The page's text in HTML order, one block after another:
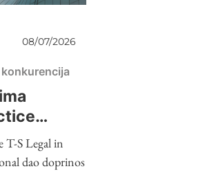
08/07/2026
T-S Legal in
dao doprinos